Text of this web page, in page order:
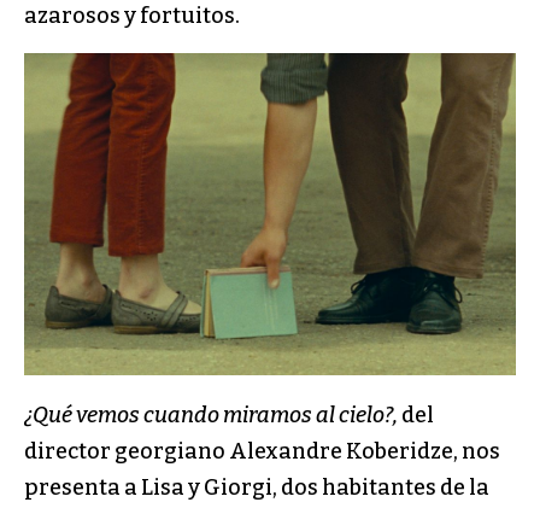
azarosos y fortuitos.
¿Qué vemos cuando miramos al cielo?, del
director georgiano Alexandre Koberidze, nos
presenta a Lisa y Giorgi, dos habitantes de la